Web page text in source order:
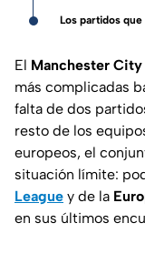
Los partidos
El Manchester City
más complicadas
falta de dos
resto de los
europeos, el
situación límite:
League y de la
en sus últimos